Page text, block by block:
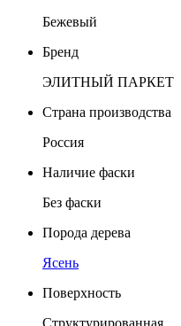
Бежевый
Бренд
ЭЛИТНЫЙ ПАРКЕТ
Страна производства
Россия
Наличие фаски
Без фаски
Порода дерева
Ясень
Поверхность
Структурированная